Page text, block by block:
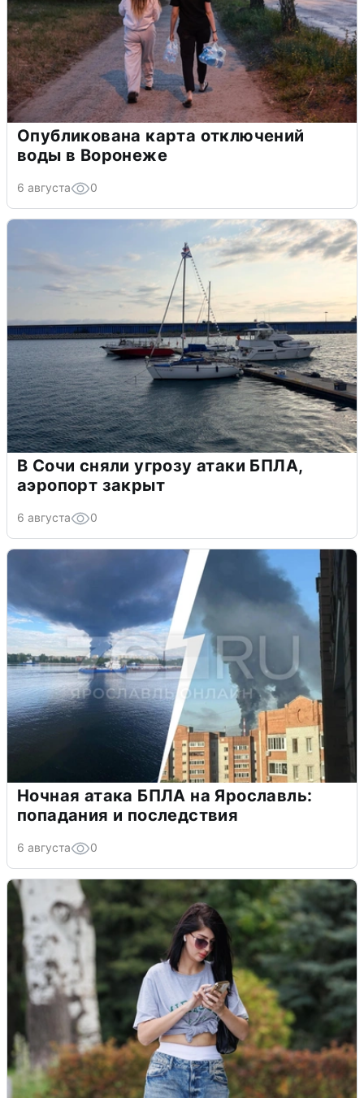
Опубликована карта отключений
воды в Воронеже
6 августа 0
В Сочи сняли угрозу атаки БПЛА,
аэропорт закрыт
6 августа 0
Ночная атака БПЛА на Ярославль:
попадания и последствия
6 августа 0